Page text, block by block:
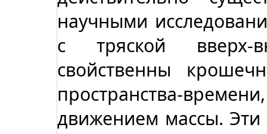
научными
с тряской вверх-
свойственны
пространства-
движением массы.